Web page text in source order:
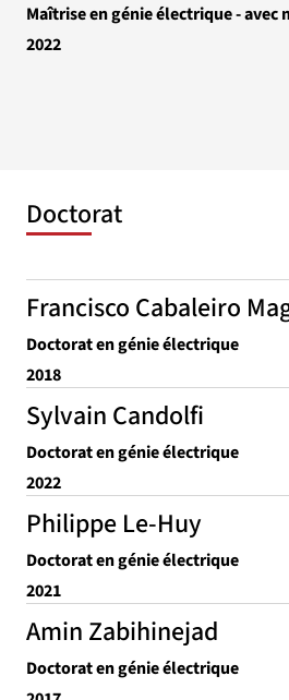
Maîtrise en génie électrique - avec
2022
Doctorat
Francisco Cabaleiro
Doctorat en génie électrique
2018
Sylvain Candolfi
Doctorat en génie électrique
2022
Philippe Le-Huy
Doctorat en génie électrique
2021
Amin Zabihinejad
Doctorat en génie électrique